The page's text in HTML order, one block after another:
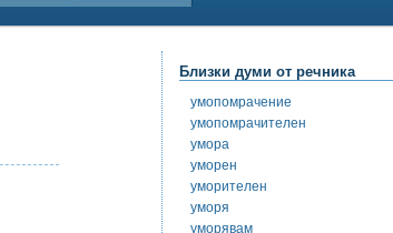
Близки думи от речника
умопомрачение
умопомрачителен
умора
уморен
уморителен
уморя
уморявам